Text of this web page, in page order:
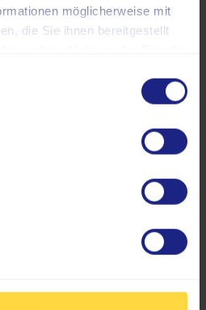
möglicherweise mit
die Sie ihnen bereitgestellt
LifeLink auf einen Blick